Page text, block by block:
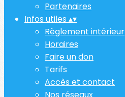
Partenaires
Infos utiles ▴▾
Règlement intérieur
Horaires
Faire un don
Tarifs
Accès et contact